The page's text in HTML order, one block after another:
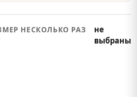
НЕСКОЛЬКО РАЗ
не
выбраны